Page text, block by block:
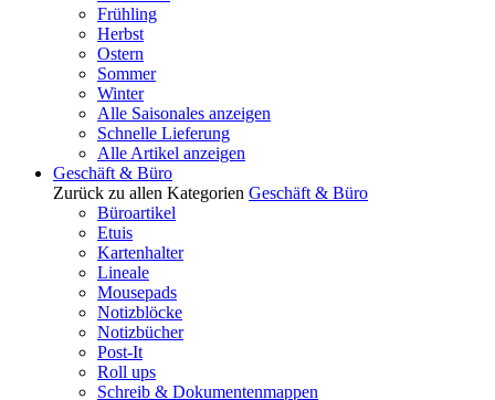
Frühling
Herbst
Ostern
Sommer
Winter
Alle Saisonales anzeigen
Schnelle Lieferung
Alle Artikel anzeigen
Geschäft & Büro
Zurück zu allen Kategorien Geschäft & Büro
Büroartikel
Etuis
Kartenhalter
Lineale
Mousepads
Notizblöcke
Notizbücher
Post-It
Roll ups
Schreib & Dokumentenmappen